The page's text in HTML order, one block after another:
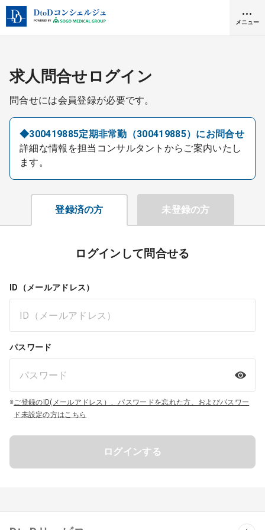
メニュー
クリニック開業
DtoDとは
お問合せ
医院の譲渡・売却をお考えの方
採用をお考えの医療機関の方
求人問合せログイン
問合せには会員登録が必要です。
◆300419885定期非常勤（300419885）にお問合せ
詳細な情報を担当コンサルタントからご案内いたし
ます。
登録済の方 未登録の方
ログインして問合せる
ID（メールアドレス）
パスワード
※ご登録のID(メールアドレス）、パスワードを忘れた方、およびパスワー
ド未設定の方はこちら
ログインする